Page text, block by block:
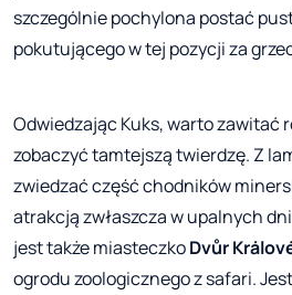
szczególnie pochylona postać
pokutującego w tej pozycji za
Odwiedzając Kuks, warto zawitać
zobaczyć tamtejszą twierdzę. Z
zwiedzać część chodników
atrakcją zwłaszcza w upalnych
jest także miasteczkoDvůr
ogrodu zoologicznego z safari.